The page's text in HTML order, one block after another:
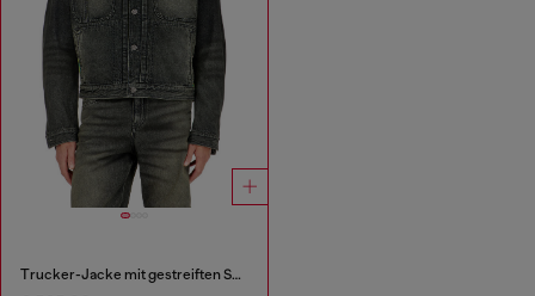
Trucker-Jacke mit gestreiften Schulterbändern